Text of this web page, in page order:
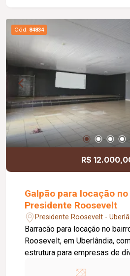
de lazer e confraternização. O
dispõe ainda de elevador e 02
Cód. 84834
R$
Galpão para locação
Presidente Roosevelt
Presidente Roosevelt -
Barracão para locação no
Roosevelt, em Uberlândia,
estrutura para empresas de